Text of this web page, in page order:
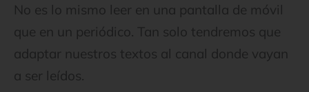
No es lo mismo leer en una pantalla de móvil
que en un periódico. Tan solo tendremos que
adaptar nuestros textos al canal donde vayan
a ser leídos.